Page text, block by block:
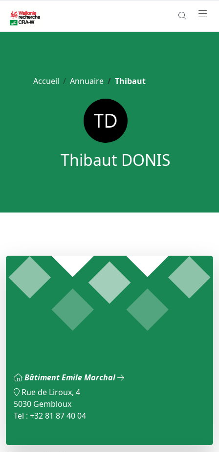
Accueil Annuaire Thibaut
Thibaut DONIS
Bâtiment Emile Marchal
Rue de Liroux, 4
5030 Gembloux
Tel : +32 81 87 40 04